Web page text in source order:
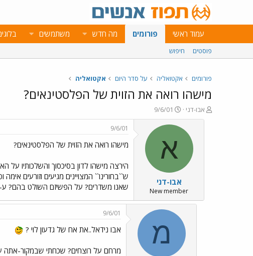
עמוד ראשי פורומים מה חדש משתמשים
פוסטים חיפוש
פורומים אקטואליה על סדר היום אקטואליה
מישהו רואה את הזוית של הפלסטינאים?
פ
ו
אבו-דני
פ
ו
ר
ם
ב
א
ר
י
ך
9/6/01
א
אבו-דני
New member
9/6/01
מישהו רואה את הזוית של הפלסטינאים?
הירצה מישהו לדון בסיכסוך והשלכותיו על
ש``בחורינו`` המצויינים מגיעים וזורעים
שאנו משדרים? על הפשיזם השולט בהם?
מ
9/6/01
אבו נידאל..את אח של גדעון לוי ?
מרחם על רוצחים? שכחתי שבמקור-אתה